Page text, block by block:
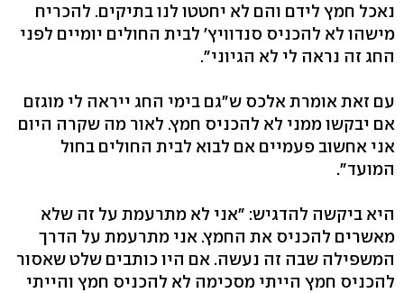
נאכל חמץ לידם והם לא יחטטו לנו בתיקים. להכריח
מישהו לא להכניס סנדוויץ' לבית החולים יומיים לפני
החג זה נראה לי לא הגיוני".
עם זאת אומרת אלכס ש"גם בימי החג ייראה לי מוגזם
אם יבקשו ממני לא להכניס חמץ. לאור מה שקרה היום
אני אחשוב פעמיים אם לבוא לבית החולים בחול
המועד".
היא ביקשה להדגיש: "אני לא מתרעמת על זה שלא
מאשרים להכניס את החמץ. אני מתרעמת על הדרך
המשפילה שבה זה נעשה. אם היו כותבים שלט שאסור
להכניס חמץ הייתי מסכימה לא להכניס חמץ והייתי